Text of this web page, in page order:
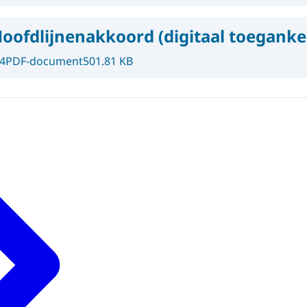
(digitaal
PDF-document501.81 KB